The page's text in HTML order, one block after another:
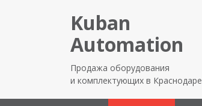
Kuban
Automation
Продажа оборудования
и комплектующих в Краснодаре